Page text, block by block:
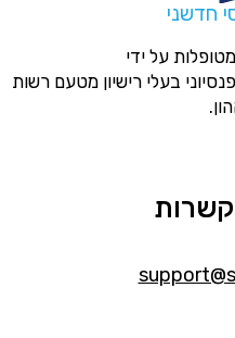
חדשני
על ידי
בעלי רישיון מטעם רשות